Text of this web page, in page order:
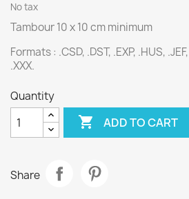
No tax
Tambour 10 x 10 cm minimum
Formats : .CSD, .DST, .EXP, .HUS,
.XXX.
Quantity
 ADD TO CART
Share